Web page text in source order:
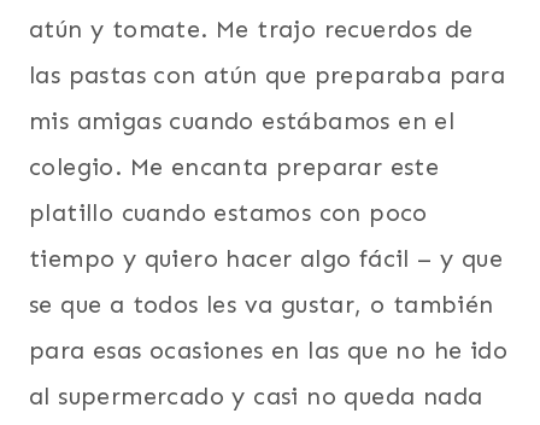
atún y tomate. Me trajo recuerdos de
las pastas con atún que preparaba para
mis amigas cuando estábamos en el
colegio. Me encanta preparar este
platillo cuando estamos con poco
tiempo y quiero hacer algo fácil – y que
se que a todos les va gustar, o también
para esas ocasiones en las que no he ido
al supermercado y casi no queda nada